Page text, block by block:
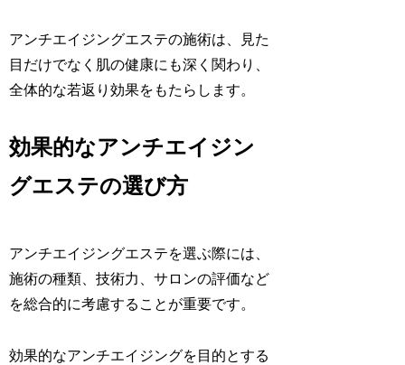
アンチエイジングエステの施術は、見た
目だけでなく肌の健康にも深く関わり、
全体的な若返り効果をもたらします。
効果的なアンチエイジン
グエステの選び方
アンチエイジングエステを選ぶ際には、
施術の種類、技術力、サロンの評価など
を総合的に考慮することが重要です。
効果的なアンチエイジングを目的とする